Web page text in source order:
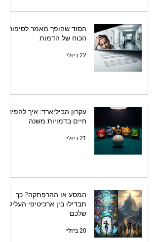
הסוד שהופך מאמר לסיפור:
הכוח של הדמות
22 ביולי
עקרון הביליארד: איך להפיח
חיים בדמויות משנה
21 ביולי
המסע או ההרפתקה? כך
תבדילו בין ארכיטיפי העלילה
שלכם
20 ביולי